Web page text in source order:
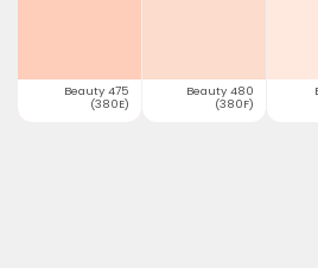
Beauty 475
(380E)
Beauty 480
(380F)